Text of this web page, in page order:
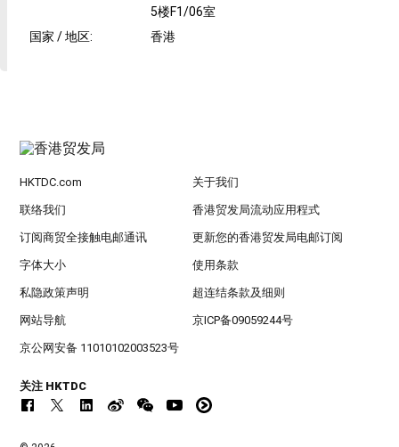
5楼F1/06室
国家 / 地区: 香港
HKTDC.com 关于我们
联络我们 香港贸发局流动应用程式
订阅商贸全接触电邮通讯 更新您的香港贸发局电邮订阅
字体大小 使用条款
私隐政策声明 超连结条款及细则
网站导航 京ICP备09059244号
京公网安备 11010102003523号
关注 HKTDC